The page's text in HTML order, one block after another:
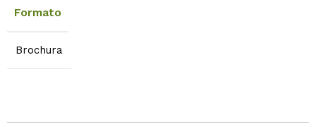
Formato
Brochura